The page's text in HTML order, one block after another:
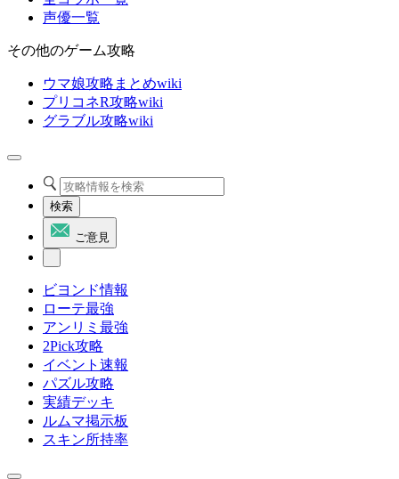
声優一覧
その他のゲーム攻略
ウマ娘攻略まとめwiki
プリコネR攻略wiki
グラブル攻略wiki
検索
ご意見
ビヨンド情報
ローテ最強
アンリミ最強
2Pick攻略
イベント速報
パズル攻略
実績デッキ
ルムマ掲示板
スキン所持率